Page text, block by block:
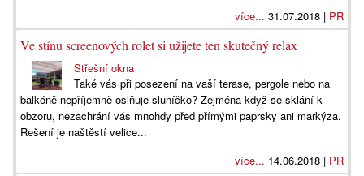
více... 31.07.2018 | PR
Ve stínu screenových rolet si užijete ten skutečný relax
Střešní okna
Také vás při posezení na vaší terase, pergole nebo na
balkóně nepříjemně oslňuje sluníčko? Zejména když se sklání k
obzoru, nezachrání vás mnohdy před přímými paprsky ani markýza.
Řešení je naštěstí velice...
více... 14.06.2018 | PR